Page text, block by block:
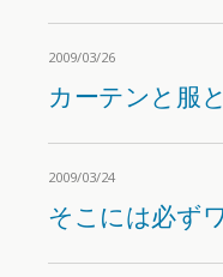
2009/03/26
カーテンと服
2009/03/24
そこには必ず